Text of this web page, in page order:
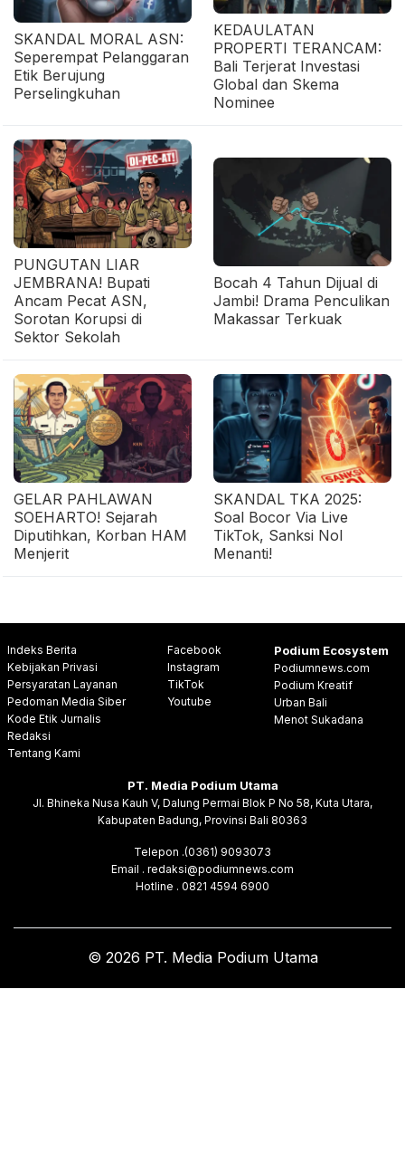
SKANDAL MORAL ASN:
Seperempat Pelanggaran
Etik Berujung
Perselingkuhan
KEDAULATAN
PROPERTI TERANCAM:
Bali Terjerat Investasi
Global dan Skema
Nominee
PUNGUTAN LIAR
JEMBRANA! Bupati
Ancam Pecat ASN,
Sorotan Korupsi di
Sektor Sekolah
Bocah 4 Tahun Dijual di
Jambi! Drama Penculikan
Makassar Terkuak
GELAR PAHLAWAN
SOEHARTO! Sejarah
Diputihkan, Korban HAM
Menjerit
SKANDAL TKA 2025:
Soal Bocor Via Live
TikTok, Sanksi Nol
Menanti!
Indeks Berita
Kebijakan Privasi
Persyaratan Layanan
Pedoman Media Siber
Kode Etik Jurnalis
Redaksi
Tentang Kami
Facebook
Instagram
TikTok
Youtube
Podium Ecosystem
Podiumnews.com
Podium Kreatif
Urban Bali
Menot Sukadana
PT. Media Podium Utama
Jl. Bhineka Nusa Kauh V, Dalung Permai Blok P No 58, Kuta Utara,
Kabupaten Badung, Provinsi Bali 80363
Telepon .(0361) 9093073
Email . redaksi@podiumnews.com
Hotline . 0821 4594 6900
© 2026 PT. Media Podium Utama